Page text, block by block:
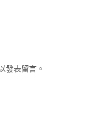
發表留言。